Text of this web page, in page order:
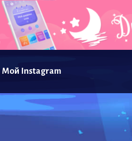
Мой Instagram